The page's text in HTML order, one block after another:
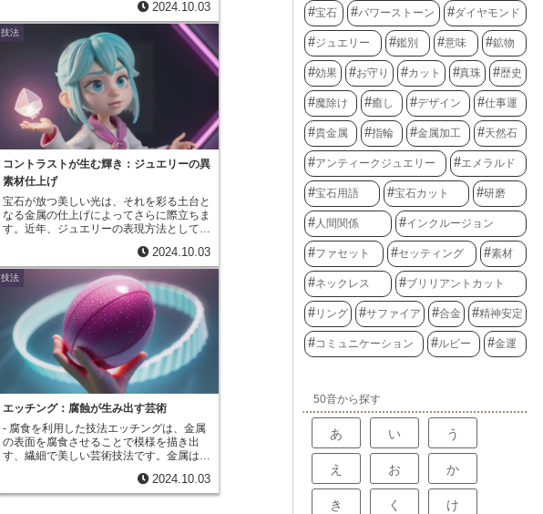
より複雑で美しい作品に仕上がります。こ
のように、七宝焼きは、金属とガラス、そ
して職人の技が融合した、日本の伝統工芸
の美と言えるでしょう。
模様は、単なる装飾ではありません。ダマ
スカス鋼が他の鋼材と比べて優れた特性を
持つことの証なのです。この美しい模様
は、異なる種類の鉄を幾重にも重ねて鍛錬
することで生まれます。それぞれの鉄は硬
さや柔軟性など異なる性質を持っており、
それらを組み合わせることで、強靭さとし
なやかさを兼ね備えた鋼を作り出すことが
できるのです。幾重にも折り重ねられた鉄
は、熟練の鍛冶師によって熱し、叩き、伸
ばし、ねじられ、その工程は気の遠くなる
ような回数繰り返されます。こうして完成
したダマスカス鋼は、切れ味の鋭さだけで
なく、曲がりにくく折れにくいという強靭
さを併せ持ちます。刀剣に使用された場
合、鋭い切れ味を長く保ちながら、激しい
戦闘にも耐えうる頑丈さを発揮しました。
の戦士たちを魅了し、名刀の代名詞として
語り継がれてきました。
2024.10.03
技法
コントラストが生む輝き：ジュエリーの異
素材仕上げ
宝石が放つ美しい光は、それを彩る土台と
なる金属の仕上げによってさらに際立ちま
す。近年、ジュエリーの表現方法として注
す。これは、一つのジュエリーの中で、光
沢のある部分、つやを抑えた部分、槌で叩
いたような凹凸など、異なる素材感の仕上
げを組み合わせることで、奥行きと個性を
表現する手法です。例えば、永遠の愛を誓
い合う結婚指輪で考えてみましょう。男性
用の指輪には、力強さを象徴する槌目模様
を施し、女性用の指輪には、繊細さを表現
する光沢仕上げを施します。このように対
照的な仕上げを組み合わせることで、互い
の個性を引き立て合いながら、調和のとれ
た美しさを生み出すことができます。ま
かな光を放つつや消し仕上げを組み合わせ
ることで、ジュエリーに動きが生まれま
す。光が当たる角度や強さによって、様々
な表情が浮かび上がり、見る者を飽きさせ
ません。さらに、異素材仕上げは、宝石そ
2024.10.03
技法
エッチング：腐蝕が生み出す芸術
- 腐食を利用した技法エッチングは、金属
の表面を腐食させることで模様を描き出
す、繊細で美しい芸術技法です。金属は、
する強さが異なります。例えば、銀や銅は
硝酸や硫酸などの酸に触れると容易に溶け
2024.10.03
宝石 パワーストーン ダイヤモンド
ジュエリー 鑑別 意味 鉱物
効果 お守り カット 真珠 歴史
魔除け 癒し デザイン 仕事運
貴金属 指輪 金属加工 天然石
アンティークジュエリー エメラルド
宝石用語 宝石カット 研磨
人間関係 インクルージョン
ファセット セッティング 素材
ネックレス ブリリアントカット
リング サファイア 合金 精神安定
コミュニケーション ルビー 金運
50音から探す
あ い う
え お か
き く け